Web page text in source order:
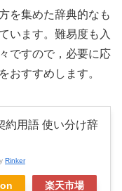
を集めた辞典的なも
います。難易度も入
ですので，必要に応
おすすめします。
約用語 使い分け辞
Rinker
楽天市場